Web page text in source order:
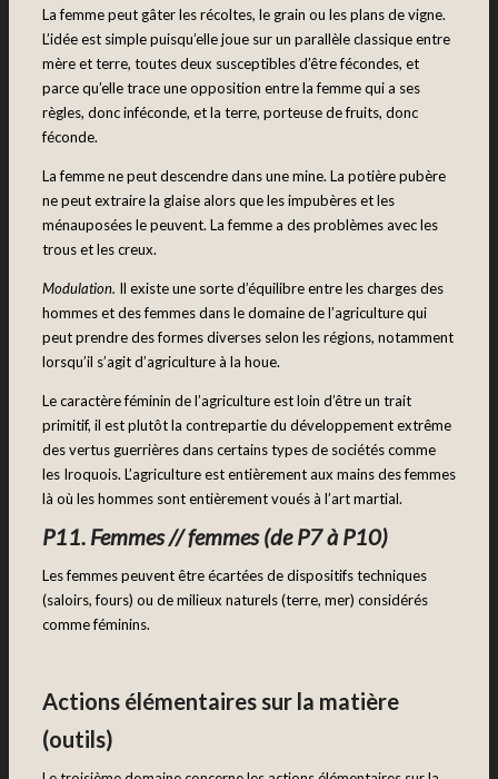
La femme peut gâter les récoltes, le grain ou les plans de vigne.
L’idée est simple puisqu’elle joue sur un parallèle classique entre
mère et terre, toutes deux susceptibles d’être fécondes, et
parce qu’elle trace une opposition entre la femme qui a ses
règles, donc inféconde, et la terre, porteuse de fruits, donc
féconde.
La femme ne peut descendre dans une mine. La potière pubère
ne peut extraire la glaise alors que les impubères et les
ménauposées le peuvent. La femme a des problèmes avec les
trous et les creux.
Modulation. Il existe une sorte d’équilibre entre les charges des
hommes et des femmes dans le domaine de l’agriculture qui
peut prendre des formes diverses selon les régions, notamment
lorsqu’il s’agit d’agriculture à la houe.
Le caractère féminin de l’agriculture est loin d’être un trait
primitif, il est plutôt la contrepartie du développement extrême
des vertus guerrières dans certains types de sociétés comme
les Iroquois. L’agriculture est entièrement aux mains des femmes
là où les hommes sont entièrement voués à l’art martial.
P11. Femmes // femmes (de P7 à P10)
Les femmes peuvent être écartées de dispositifs techniques
(saloirs, fours) ou de milieux naturels (terre, mer) considérés
comme féminins.
Actions élémentaires sur la matière
(outils)